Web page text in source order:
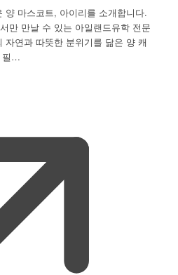
양 마스코트, 아이리를 소개합니다.
만 만날 수 있는 아일랜드유학 전문
자연과 따뜻한 분위기를 닮은 양 캐
필…